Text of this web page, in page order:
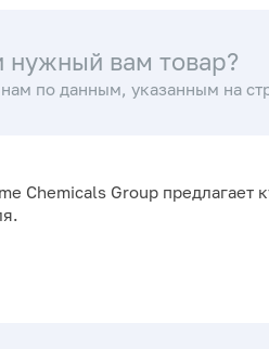
вам товар?
по данным, указанным на
Chemicals Group предлагает